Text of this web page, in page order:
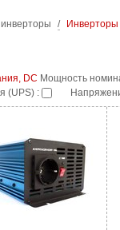
/ Инверторы
DC Мощность
(UPS) :